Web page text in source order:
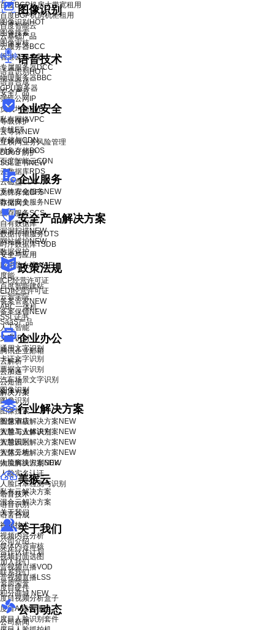
图像识别
图像识别HOT
图像搜索
图像审核
语音技术
语音识别 HOT
语音合成
安全产品
企业安全
等级保护
云等保NEW
互联网业务风险管理
DDoS 防护
SSL证书NEW
企业服务
系统安全服务NEW
数据安全服务 NEW
安全产品解决方案
漏洞扫描NEW
网站维护NEW
数据保护
政策法规
ICP经营许可证
EDI经营许可证
备案管家NEW
备案保镖NEW
SaaS产品
企业办公
腾讯企业邮箱
云解析
云加速
云短信
解决方案
行业解决方案
智慧酒店解决方案 NEW
智慧工业解决方案 NEW
智慧园区解决方案 NEW
智慧工地解决方案 NEW
物流解决方案NEW
美猴云
私有云解决方案
混合云解决方案
关于我们
关于我们
公司介绍
合作伙伴计划
加入我们
联系我们
资质荣誉
积分商城 NEW
公司动态
公司新闻
百度BGP机房大带宽租用
百度BGP机房机柜租用
百度智能云
云基础产品
云服务器BCC
香港云服务器
专属服务器DCC
物理服务器BBC
GPU服务器
弹性公网IP
负载均衡BLB
私有网络VPC
专线ET
存储与CDN
对象存储BOS
百度智能云CDN
云数据库RDS
云磁盘CDS
文件存储CFS
存储网关
缓存服务SCS
自有数据库
数据传输服务DTS
时序数据库TSDB
安全与应用
应用防火墙WAF
度能
百度智能建站
云智学院
ABC一体机
SSL证书
人工智能
文字识别
通用文字识别
卡证文字识别
票据文字识别
汽车场景文字识别
图像识别
图像识别
图像搜索
图像审核
人脸与人体识别
人脸识别
人体分析
人脸离线识别SDK
人脸实名认证
人脸口罩检测与识别
语音技术
语音识别
语音合成
视频技术
视频内容分析
媒体内容审核
视频封面选图
音视频点播VOD
音视频直播LSS
度目硬件
度目视频分析盒子
度目AI镜头模组
度目人脸识别套件